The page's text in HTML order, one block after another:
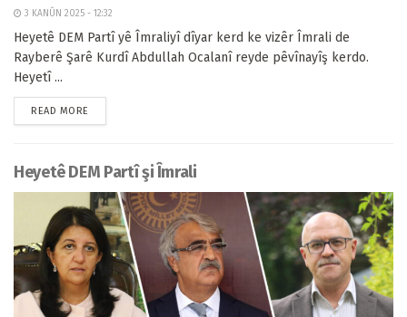
3 KANÛN 2025 - 12:32
Heyetê DEM Partî yê Îmraliyî dîyar kerd ke vizêr Îmrali de
Rayberê Şarê Kurdî Abdullah Ocalanî reyde pêvînayîş kerdo.
Heyetî ...
READ MORE
Heyetê DEM Partî şi Îmrali